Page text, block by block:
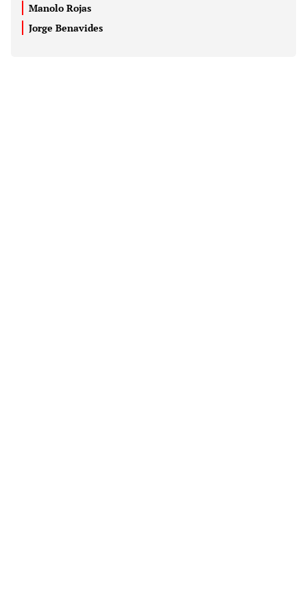
Manolo Rojas
Jorge Benavides